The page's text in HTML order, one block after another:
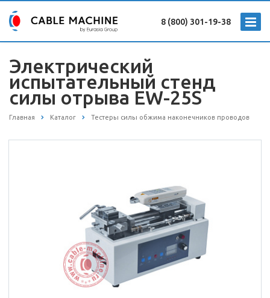
8 (800) 301-19-38
Электрический
испытательный стенд
силы отрыва EW-25S
Главная Каталог Тестеры силы обжима наконечников проводов